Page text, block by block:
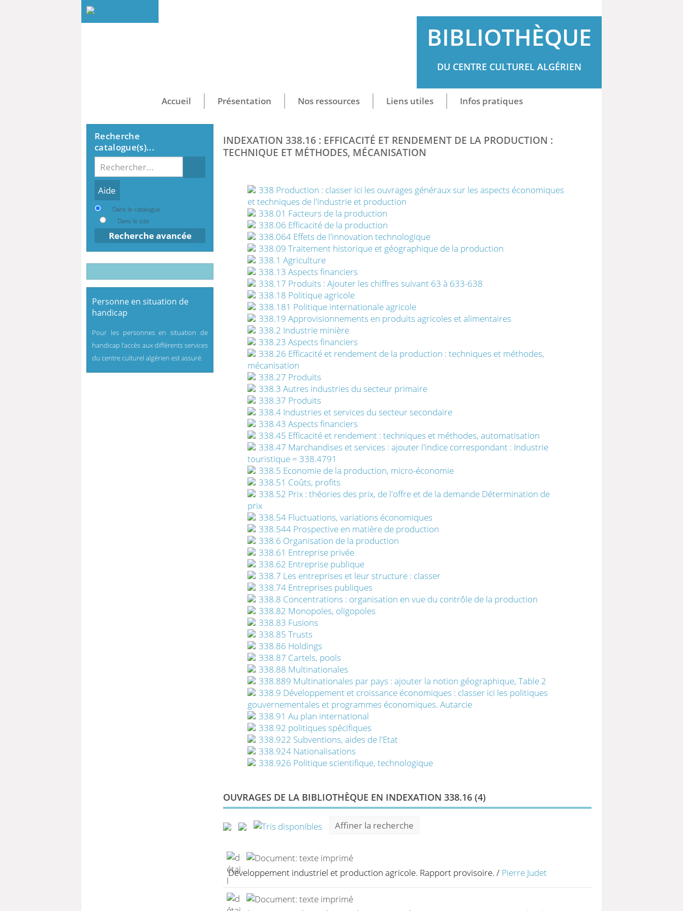
BIBLIOTHÈQUE
DU CENTRE CULTUREL ALGÉRIEN
Accueil Présentation Nos ressources Liens utiles Infos pratiques
INDEXATION 338.16 : EFFICACITÉ ET RENDEMENT DE LA PRODUCTION :
TECHNIQUE ET MÉTHODES, MÉCANISATION
338 Production : classer ici les ouvrages généraux sur les aspects économiques
et techniques de l'industrie et production
338.01 Facteurs de la production
338.06 Efficacité de la production
338.064 Effets de l'innovation technologique
338.09 Traitement historique et géographique de la production
338.1 Agriculture
338.13 Aspects financiers
338.17 Produits : Ajouter les chiffres suivant 63 à 633-638
338.18 Politique agricole
338.181 Politique internationale agricole
338.19 Approvisionnements en produits agricoles et alimentaires
338.2 Industrie minière
338.23 Aspects financiers
338.26 Efficacité et rendement de la production : techniques et méthodes,
mécanisation
338.27 Produits
338.3 Autres industries du secteur primaire
338.37 Produits
338.4 Industries et services du secteur secondaire
338.43 Aspects financiers
338.45 Efficacité et rendement : techniques et méthodes, automatisation
338.47 Marchandises et services : ajouter l'indice correspondant : Industrie
touristique = 338.4791
338.5 Economie de la production, micro-économie
338.51 Coûts, profits
338.52 Prix : théories des prix, de l'offre et de la demande Détermination de
prix
338.54 Fluctuations, variations économiques
338.544 Prospective en matière de production
338.6 Organisation de la production
338.61 Entreprise privée
338.62 Entreprise publique
338.7 Les entreprises et leur structure : classer
338.74 Entreprises publiques
338.8 Concentrations : organisation en vue du contrôle de la production
338.82 Monopoles, oligopoles
338.83 Fusions
338.85 Trusts
338.86 Holdings
338.87 Cartels, pools
338.88 Multinationales
338.889 Multinationales par pays : ajouter la notion géographique, Table 2
338.9 Développement et croissance économiques : classer ici les politiques
gouvernementales et programmes économiques. Autarcie
338.91 Au plan international
338.92 politiques spécifiques
338.922 Subventions, aides de l'Etat
338.924 Nationalisations
338.926 Politique scientifique, technologique
OUVRAGES DE LA BIBLIOTHÈQUE EN INDEXATION 338.16 (4)
Affiner la recherche
Developpement industriel et production agricole. Rapport provisoire. / Pierre Judet
Recherche
catalogue(s)...
Dans le catalogue
Dans le site
Recherche avancée
Personne en situation de
handicap
Pour les personnes en situation de
handicap l’accès aux différents services
du centre culturel algérien est assuré.